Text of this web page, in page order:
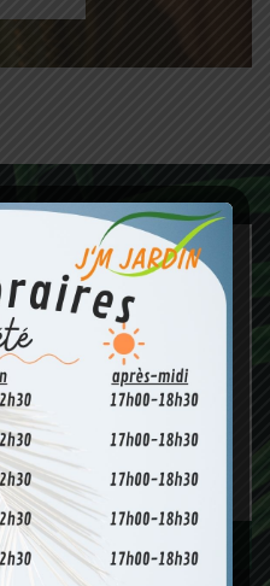
JM Jardin pour
espaces végétalisés, le
: en sommes nous vous
projets d’aménagements